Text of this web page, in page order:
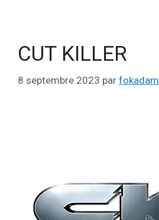
CUT KILLER
8 septembre 2023 par fokadam